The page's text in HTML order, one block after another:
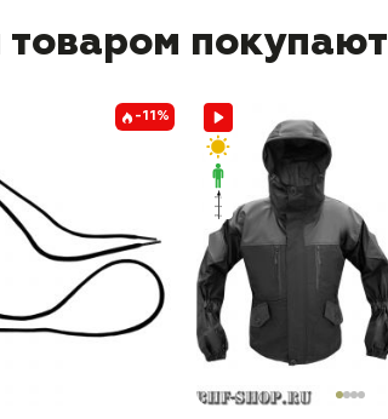
товаром покупают
-11%